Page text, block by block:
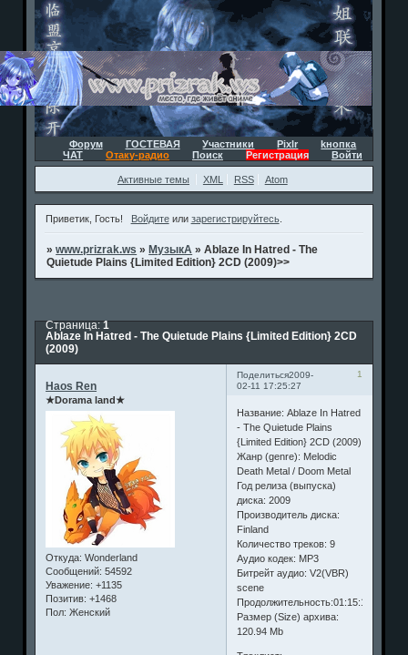
Форум ГОСТЕВАЯ Участники Pixlr
kнопка
ЧАТ
Отаку-радио Поиск Регистрация Войти
Активные темы XML RSS Atom
Приветик, Гость! Войдитеили зарегистрируйтесь.
»www.prizrak.ws » МузыкА »Ablaze In Hatred - The
Quietude Plains {Limited Edition} 2CD (2009)>>
Ablaze In Hatred - The Quietude Plains {Limited Edition} 2CD
(2009)
Страница:1
Поделиться 1
2009-
02-11 17:25:27
Haos Ren
★Dorama land★
Откуда: Wonderland
Сообщений: 54592
Уважение: +1135
Позитив: +1468
Пол: Женский
Название: Ablaze In Hatred
- The Quietude Plains
{Limited Edition} 2CD (2009)
Жанр (genre): Melodic
Death Metal / Doom Metal
Год релиза (выпуска)
диска: 2009
Производитель диска:
Finland
Количество треков: 9
Аудио кодек: MP3
Битрейт аудио: V2(VBR)
scene
Продолжительность:01:15:12
Размер (Size) архива:
120.94 Mb